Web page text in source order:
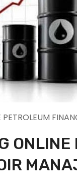
PETROLEUM
ONLINE